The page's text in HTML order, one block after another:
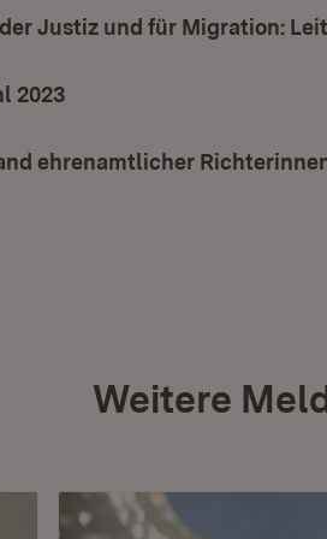
Justiz und für Migration:
2023
ehrenamtlicher
Weitere